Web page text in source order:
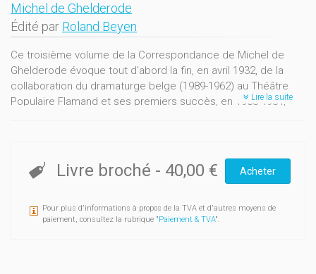
Michel de Ghelderode
Édité par Roland Beyen
Ce troisième volume de la Correspondance de Michel de
Ghelderode évoque tout d'abord la fin, en avril 1932, de la
collaboration du dramaturge belge (1989-1962) au Théâtre
Populaire Flamand et ses premiers succès, en 1933-1934,
lettres et ouvrent d'intéressantes pistes de recherche sur la
Belgique littéraire et artistique des années trente.
Lire la suite
Livre broché - 40,00 € Acheter
Pour plus d'informations à propos de la TVA et d'autres moyens de
paiement, consultez la rubrique "Paiement & TVA".